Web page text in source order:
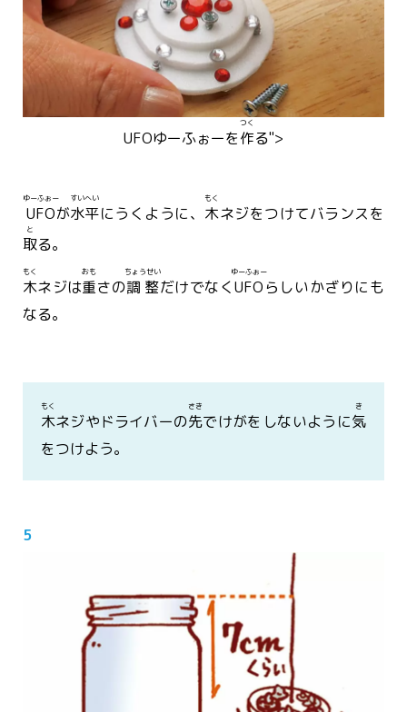
UFOゆーふぉーを作
つく
る">
UFO
ゆーふぉー
が水平
すいへい
にうくように、 木
もく
ネジをつけてバランスを
取
と
る。
木
もく
ネジは重
おも
さの調整
ちょうせい
だけでなくUFO
ゆーふぉー
らしいかざりにも
なる。
木
もく
ネジやドライバーの先
さき
でけがをしないように気
き
をつけよう。
5